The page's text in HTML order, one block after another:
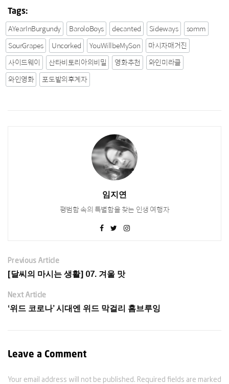
Tags:
AYearInBurgundy BaroloBoys decanted Sideways
somm
SourGrapes
Uncorked YouWillbeMySon
마시자매거진
사이드웨이
산타비토리아의비밀 영화추천
와인미라클
와인영화
포도밭의후계자
임지연
평범함 속의 특별함을 찾는 인생 여행자
Previous Article
[달씨의 마시는 생활] 07. 겨울 맛
Next Article
‘위드 코로나’ 시대엔 위드 막걸리 홈브루잉
Leave a Comment
Your email address will not be published. Required fields are marked